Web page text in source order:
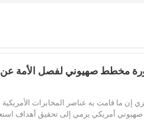
مخطط صهيوني لفصل الأمة
إن ما قامت به عناصر المخابرات
أمريكي يرمي إلى تحقيق أهداف